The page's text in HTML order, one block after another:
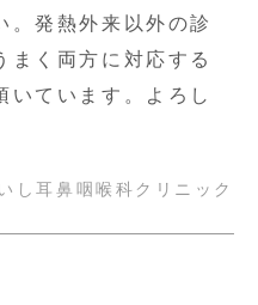
。発熱外来以外の診
まく両方に対応する
いています。よろし
し耳鼻咽喉科クリニック